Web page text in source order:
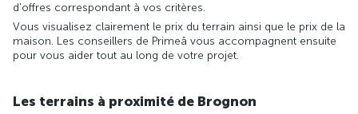
d'offres correspondant à vos critères.
Vous visualisez clairement le prix du terrain ainsi que le prix de la
maison. Les conseillers de Primeâ vous accompagnent ensuite
pour vous aider tout au long de votre projet.
Les terrains à proximité de Brognon